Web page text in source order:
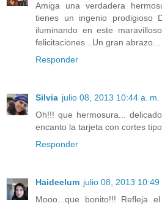
Amiga una verdadera
tienes un ingenio prodigioso
iluminando en este
felicitaciones...Un gran abrazo...
Responder
Silvia julio 08, 2013 10:44 a. m.
Oh!!! que hermosura...
encanto la tarjeta con cortes
Responder
Haideelum julio 08, 2013 10:49
Mooo...que bonito!!! Refleja